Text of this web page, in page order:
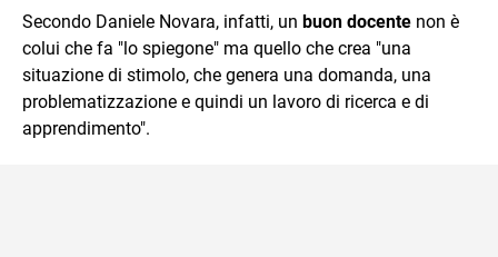
Secondo Daniele Novara, infatti, un buon docente non è
colui che fa "lo spiegone" ma quello che crea "una
situazione di stimolo, che genera una domanda, una
problematizzazione e quindi un lavoro di ricerca e di
apprendimento".